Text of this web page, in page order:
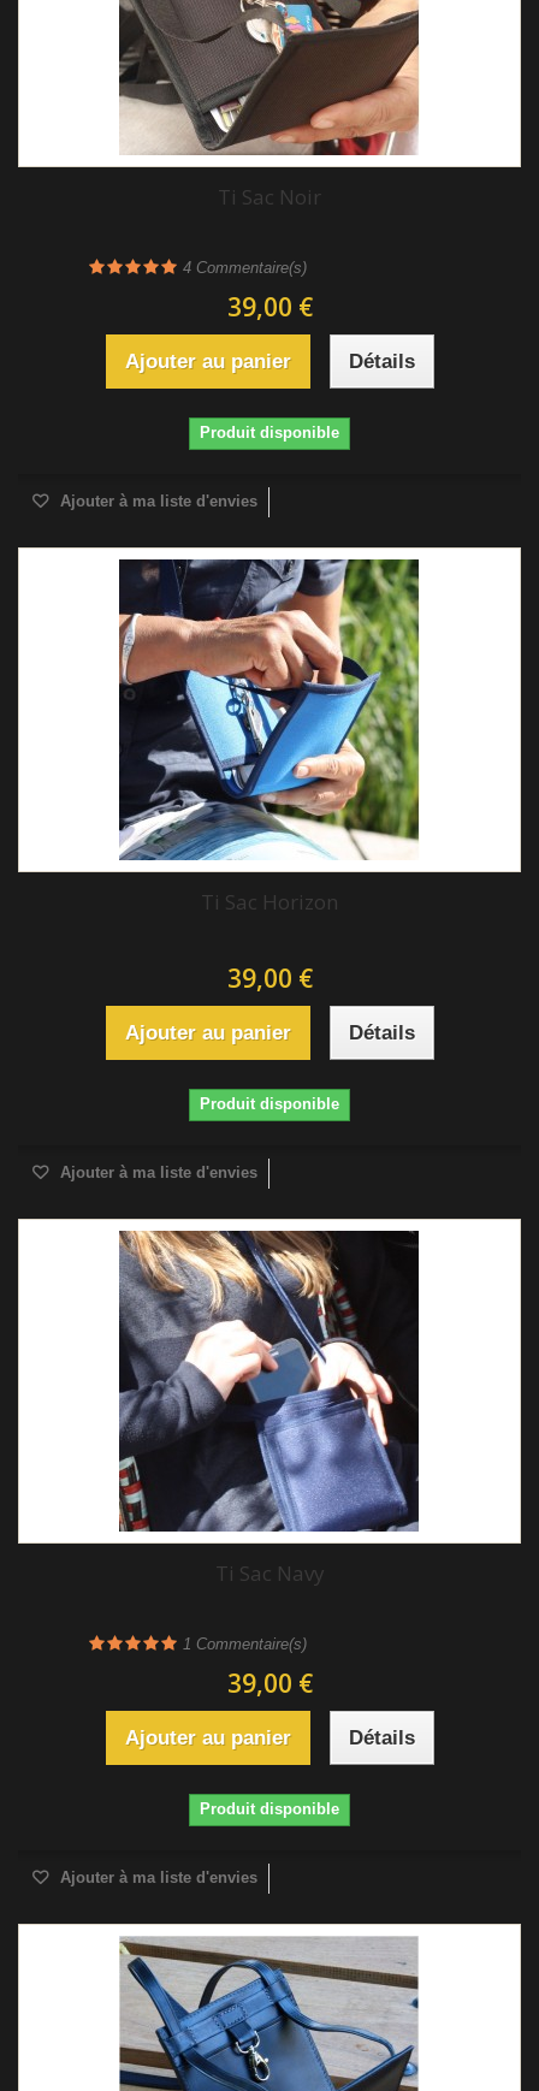
Ti Sac Noir
4 Commentaire(s)
39,00 €
Ajouter au panier Détails
Produit disponible
Ajouter à ma liste d'envies
Ti Sac Horizon
39,00 €
Ajouter au panier Détails
Produit disponible
Ajouter à ma liste d'envies
Ti Sac Navy
1 Commentaire(s)
39,00 €
Ajouter au panier Détails
Produit disponible
Ajouter à ma liste d'envies